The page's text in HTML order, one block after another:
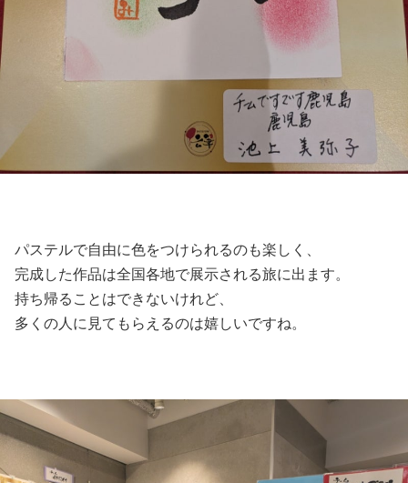
パステルで自由に色をつけられるのも楽しく、
完成した作品は全国各地で展示される旅に出ます。
持ち帰ることはできないけれど、
多くの人に見てもらえるのは嬉しいですね。